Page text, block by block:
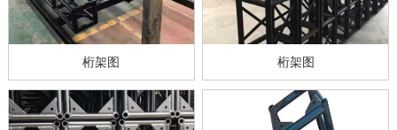
桁架图 桁架图